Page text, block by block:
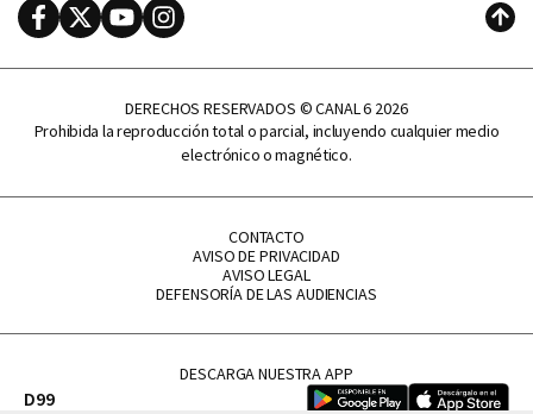
FacebookTwitterYoutubeInstagram
DERECHOS RESERVADOS © CANAL 6 2026
Prohibida la reproducción total o parcial, incluyendo cualquier medio
electrónico o magnético.
CONTACTO
AVISO DE PRIVACIDAD
AVISO LEGAL
DEFENSORÍA DE LAS AUDIENCIAS
DESCARGA NUESTRA APP
D99